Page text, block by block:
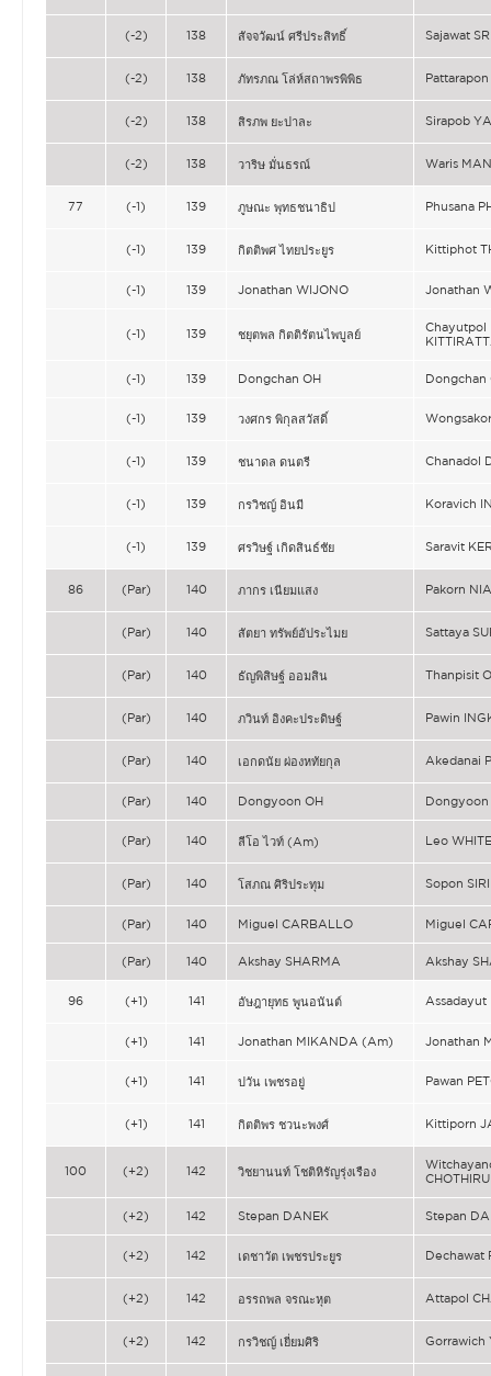
(-2) 138 สัจจวัฒน์ ศรีประสิทธิ์ Sajawat
(-2) 138 ภัทรภณ โล่ห์สถาพรพิพิธ
(-2) 138 สิรภพ ยะปาละ Sirapob
(-2) 138 วาริษ มั่นธรณ์ Waris
77 (-1) 139 ภูษณะ พุทธชนาธิป Phusana
(-1) 139 กิตติพศ ไทยประยูร Kittiphot
(-1) 139 Jonathan WIJONO Jonathan
(-1) 139 ชยุตพล กิตติรัตนไพบูลย์
Chayutpol
(-1) 139 Dongchan OH Dongchan
(-1) 139 วงศกร พิกุลสวัสดิ์
(-1) 139 ชนาดล ดนตรี Chanadol
(-1) 139 กรวิชญ์ อินมี Koravich
(-1) 139 ศรวิษฐ์ เกิดสินธ์ชัย Saravit
86 (Par) 140 ภากร เนียมแสง Pakorn
(Par) 140 สัตยา ทรัพย์อัประไมย Sattaya
(Par) 140 ธัญพิสิษฐ์ ออมสิน Thanpisit
(Par) 140 ภวินท์ อิงคะประดิษฐ์ Pawin
(Par) 140 เอกดนัย ผ่องหทัยกุล Akedanai
(Par) 140 Dongyoon OH Dongyoon
(Par) 140 ลีโอ ไวท์ (Am) Leo
(Par) 140 โสภณ ศิริประทุม Sopon
(Par) 140 Miguel CARBALLO Miguel
(Par) 140 Akshay SHARMA Akshay
96 (+1) 141 อัษฎายุทธ พูนอนันต์ Assadayut
(+1) 141 Jonathan MIKANDA (Am) Jonathan
(+1) 141 ปวัน เพชรอยู่ Pawan
(+1) 141 กิตติพร ชวนะพงศ์ Kittiporn
100 (+2) 142 วิชยานนท์ โชติหิรัญรุ่งเรือง
(+2) 142 Stepan DANEK Stepan
(+2) 142 เดชาวัต เพชรประยูร Dechawat
(+2) 142 อรรถพล จรณะหุต Attapol
(+2) 142 กรวิชญ์ เยี่ยมศิริ Gorrawich